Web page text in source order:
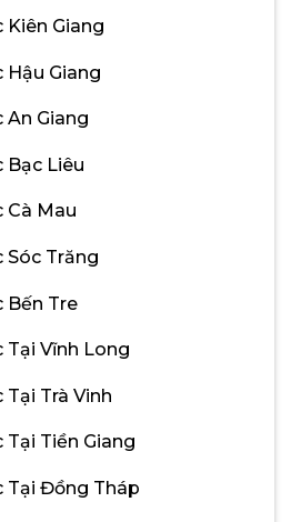
Giang
Giang
An Giang
Bạc Liêu
Cà Mau
Sóc Trăng
Bến Tre
Vĩnh Long
Trà Vinh
Tiền Giang
Tại Đồng Tháp